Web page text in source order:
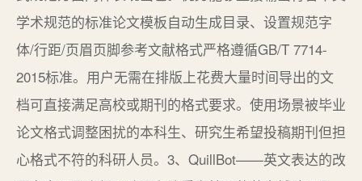
学术规范的标准论文模板自动生成目录、设置规范字
体/行距/页眉页脚参考文献格式严格遵循GB/T 7714-
2015标准。用户无需在排版上花费大量时间导出的文
档可直接满足高校或期刊的格式要求。使用场景被毕业
论文格式调整困扰的本科生、研究生希望投稿期刊但担
心格式不符的科研人员。3、QuillBot——英文表达的改